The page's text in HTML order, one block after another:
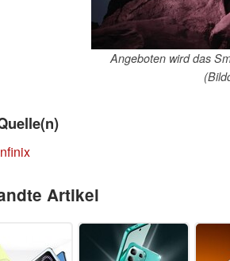
Angeboten wird das
Artikel